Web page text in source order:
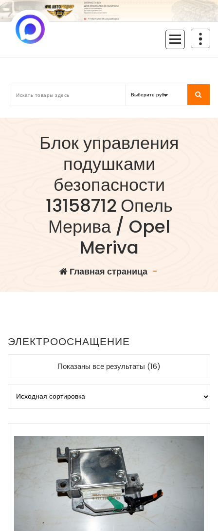
Перейти
к
содержимому
Блок управления
подушками
безопасности
13158712 Опель
Мерива / Opel
Meriva
Главная страница-
ЭЛЕКТРООСНАЩЕНИЕ
Показаны все результаты (16)